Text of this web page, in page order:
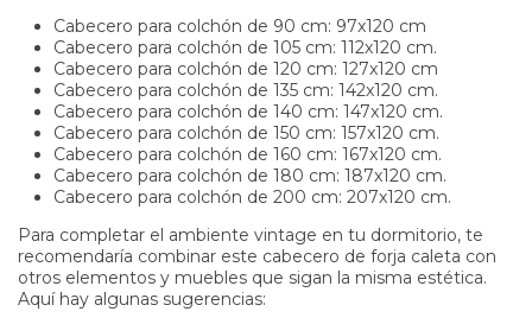
Cabecero para colchón de 90 cm: 97x120 cm
Cabecero para colchón de 105 cm: 112x120 cm.
Cabecero para colchón de 120 cm: 127x120 cm
Cabecero para colchón de 135 cm: 142x120 cm.
Cabecero para colchón de 140 cm: 147x120 cm.
Cabecero para colchón de 150 cm: 157x120 cm.
Cabecero para colchón de 160 cm: 167x120 cm.
Cabecero para colchón de 180 cm: 187x120 cm.
Cabecero para colchón de 200 cm: 207x120 cm.
Para completar el ambiente vintage en tu dormitorio, te
recomendaría combinar este cabecero de forja caleta con
otros elementos y muebles que sigan la misma estética.
Aquí hay algunas sugerencias: